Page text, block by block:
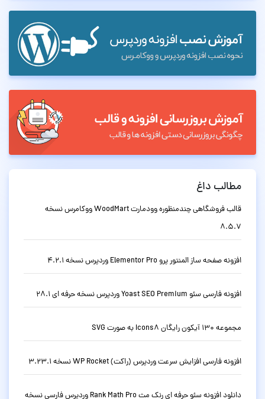
مطالب داغ
قالب فروشگاهی چندمنظوره وودمارت WoodMart ووکامرس نسخه
8.5.7
افزونه صفحه ساز المنتور پرو Elementor Pro وردپرس نسخه 4.2.1
افزونه فارسی سئو Yoast SEO Premium وردپرس نسخه حرفه ای 28.1
مجموعه 130 آیکون رایگان Icons8 به صورت SVG
افزونه فارسی افزایش سرعت وردپرس (راکت) WP Rocket نسخه 3.23.1
دانلود افزونه سئو حرفه ای رنک مث Rank Math Pro وردپرس فارسی نسخه